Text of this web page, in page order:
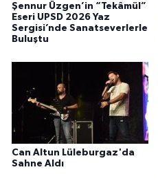
Şennur Üzgen’in “Tekâmül”
Eseri UPSD 2026 Yaz
Sergisi’nde Sanatseverlerle
Buluştu
Can Altun Lüleburgaz'da
Sahne Aldı